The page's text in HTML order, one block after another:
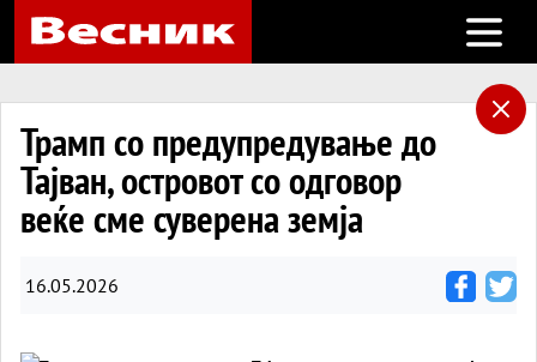
Open
Трамп со предупредување до
Тајван, островот со одговор
веќе сме суверена земја
16.05.2026